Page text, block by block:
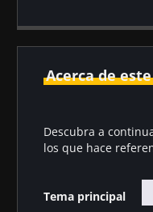
Acerca de
Descubra a
los que hace
Tema principal